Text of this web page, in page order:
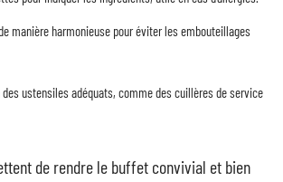
manière harmonieuse pour éviter les embouteillages
ustensiles adéquats, comme des cuillères de service
de rendre le buffet convivial et bien